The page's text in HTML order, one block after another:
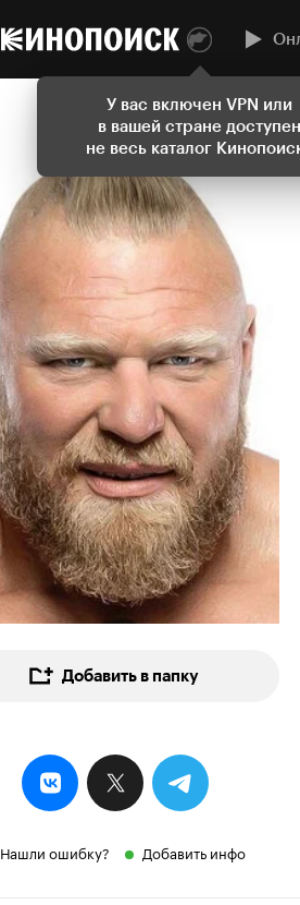
У вас включен VPN или
в вашей стране доступен
не весь каталог
Добавить в папку
Нашли ошибку? Добавить инфо